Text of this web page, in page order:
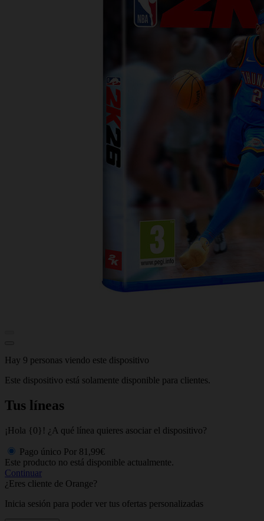
Hay 9 personas viendo este dispositivo
Este dispositivo está solamente disponible para clientes.
Tus líneas
¡Hola {0}! ¿A qué línea quieres asociar el dispositivo?
Pago único Por 81,99€
Este producto no está disponible actualmente.
Continuar
¿Eres cliente de Orange?
Inicia sesión para poder ver tus ofertas personalizadas